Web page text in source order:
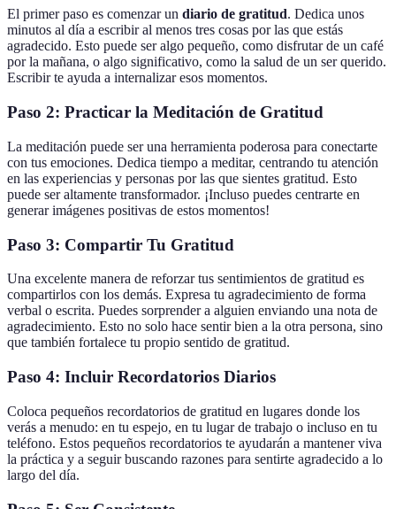
El primer paso es comenzar un diario de gratitud. Dedica unos
minutos al día a escribir al menos tres cosas por las que estás
agradecido. Esto puede ser algo pequeño, como disfrutar de un café
por la mañana, o algo significativo, como la salud de un ser querido.
Escribir te ayuda a internalizar esos momentos.
Paso 2: Practicar la Meditación de Gratitud
La meditación puede ser una herramienta poderosa para conectarte
con tus emociones. Dedica tiempo a meditar, centrando tu atención
en las experiencias y personas por las que sientes gratitud. Esto
puede ser altamente transformador. ¡Incluso puedes centrarte en
generar imágenes positivas de estos momentos!
Paso 3: Compartir Tu Gratitud
Una excelente manera de reforzar tus sentimientos de gratitud es
compartirlos con los demás. Expresa tu agradecimiento de forma
verbal o escrita. Puedes sorprender a alguien enviando una nota de
agradecimiento. Esto no solo hace sentir bien a la otra persona, sino
que también fortalece tu propio sentido de gratitud.
Paso 4: Incluir Recordatorios Diarios
Coloca pequeños recordatorios de gratitud en lugares donde los
verás a menudo: en tu espejo, en tu lugar de trabajo o incluso en tu
teléfono. Estos pequeños recordatorios te ayudarán a mantener viva
la práctica y a seguir buscando razones para sentirte agradecido a lo
largo del día.